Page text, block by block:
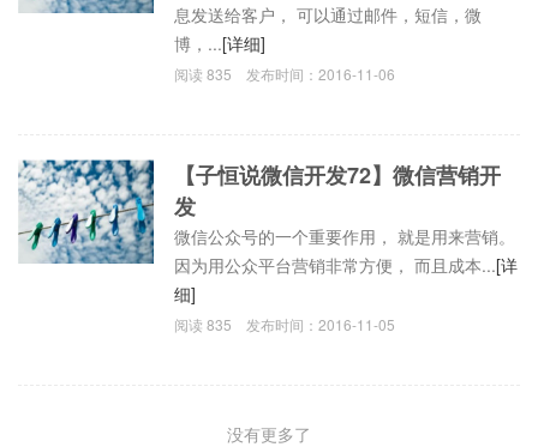
息发送给客户， 可以通过邮件，短信，微
博，...[详细]
阅读835 发布时间：2016-11-06
【子恒说微信开发72】微信营销开
发
微信公众号的一个重要作用， 就是用来营销。
因为用公众平台营销非常方便， 而且成本...[详
细]
阅读835 发布时间：2016-11-05
没有更多了